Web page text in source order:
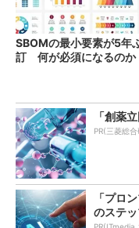
SBOMの最小要素が5年
訂 何が必須になるのか
「創薬
PR(三菱総
「プロ
のステ
PR(ITmedia